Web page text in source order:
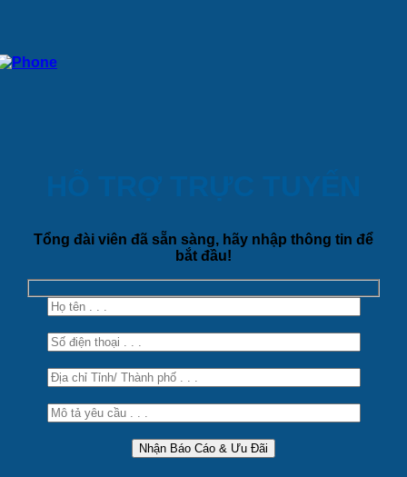
Tổng đài viên đã sẵn sàng, hãy nhập thông tin để
bắt đầu!